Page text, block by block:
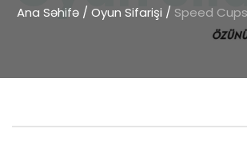
Ana Səhifə/ Oyun Sifarişi / Speed Cups